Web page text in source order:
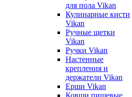
для пола Vikan
Кулинарные кисти
Vikan
Ручные щетки
Vikan
Ручки Vikan
Настенные
крепления и
держатели Vikan
Ерши Vikan
Ковши пищевые